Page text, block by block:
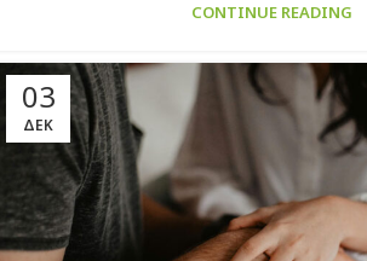
CONTINUE READING
03
ΔΕΚ